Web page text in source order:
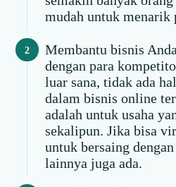
mudah untuk menarik
Membantu bisnis
dengan para
luar sana, tidak ada
dalam bisnis online
adalah untuk usaha
sekalipun. Jika bisa
untuk bersaing
lainnya juga ada.